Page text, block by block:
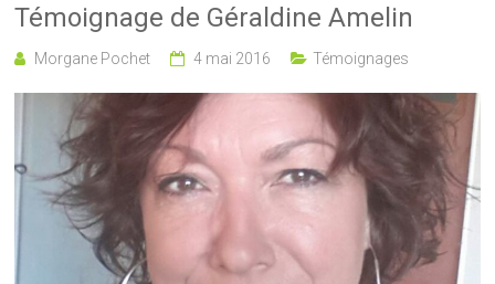
Témoignage de Géraldine Amelin
Morgane Pochet 4 mai 2016 Témoignages